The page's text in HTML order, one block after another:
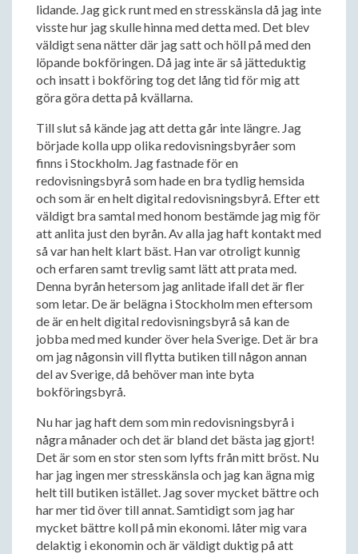
lidande. Jag gick runt med en stresskänsla då jag inte
visste hur jag skulle hinna med detta med. Det blev
väldigt sena nätter där jag satt och höll på med den
löpande bokföringen. Då jag inte är så jätteduktig
och insatt i bokföring tog det lång tid för mig att
göra göra detta på kvällarna.
Till slut så kände jag att detta går inte längre. Jag
började kolla upp olika redovisningsbyråer som
finns i Stockholm. Jag fastnade för en
redovisningsbyrå som hade en bra tydlig hemsida
och som är en helt digital redovisningsbyrå. Efter ett
väldigt bra samtal med honom bestämde jag mig för
att anlita just den byrån. Av alla jag haft kontakt med
så var han helt klart bäst. Han var otroligt kunnig
och erfaren samt trevlig samt lätt att prata med.
Denna byrån hetersom jag anlitade ifall det är fler
som letar. De är belägna i Stockholm men eftersom
de är en helt digital redovisningsbyrå så kan de
jobba med med kunder över hela Sverige. Det är bra
om jag någonsin vill flytta butiken till någon annan
del av Sverige, då behöver man inte byta
bokföringsbyrå.
Nu har jag haft dem som min redovisningsbyrå i
några månader och det är bland det bästa jag gjort!
Det är som en stor sten som lyfts från mitt bröst. Nu
har jag ingen mer stresskänsla och jag kan ägna mig
helt till butiken istället. Jag sover mycket bättre och
har mer tid över till annat. Samtidigt som jag har
mycket bättre koll på min ekonomi. låter mig vara
delaktig i ekonomin och är väldigt duktig på att